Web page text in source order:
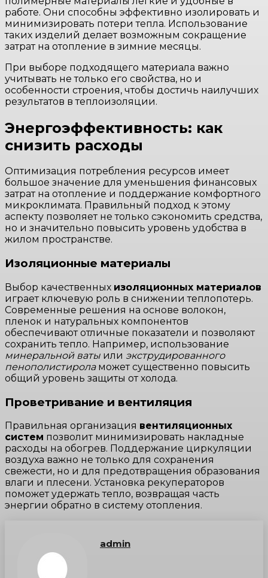
работе. Они способны эффективно изолировать и
минимизировать потери тепла. Использование
таких изделий делает возможным сокращение
затрат на отопление в зимние месяцы.
При выборе подходящего материала важно
учитывать не только его свойства, но и
особенности строения, чтобы достичь наилучших
результатов в теплоизоляции.
Энергоэффективность: как
снизить расходы
Оптимизация потребления ресурсов имеет
большое значение для уменьшения финансовых
затрат на отопление и поддержание комфортного
микроклимата. Правильный подход к этому
аспекту позволяет не только сэкономить средства,
но и значительно повысить уровень удобства в
жилом пространстве.
Изоляционные материалы
Выбор качественных изоляционных материалов
играет ключевую роль в снижении теплопотерь.
Современные решения на основе волокон,
пленок и натуральных компонентов
обеспечивают отличные показатели и позволяют
сохранить тепло. Например, использование
минеральной ваты или экструдированного
пенополистироламожет существенно повысить
общий уровень защиты от холода.
Проветривание и вентиляция
Правильная организация вентиляционных
систем позволит минимизировать накладные
расходы на обогрев. Поддержание циркуляции
воздуха важно не только для сохранения
свежести, но и для предотвращения образования
влаги и плесени. Установка рекуператоров
поможет удержать тепло, возвращая часть
энергии обратно в систему отопления.
admin